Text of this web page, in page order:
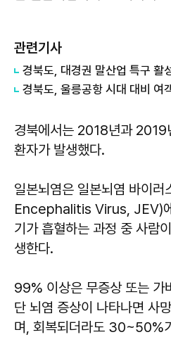
관련기사
경북도, 울릉공항 시대 대비 여
경북에서는 2018년과 2019
환자가 발생했다.
일본뇌염은 일본뇌염 바이
Encephalitis Virus, JEV)
기가 흡혈하는 과정 중 사람
생한다.
99% 이상은 무증상 또는 가
단 뇌염 증상이 나타나면
며, 회복되더라도 30~50%